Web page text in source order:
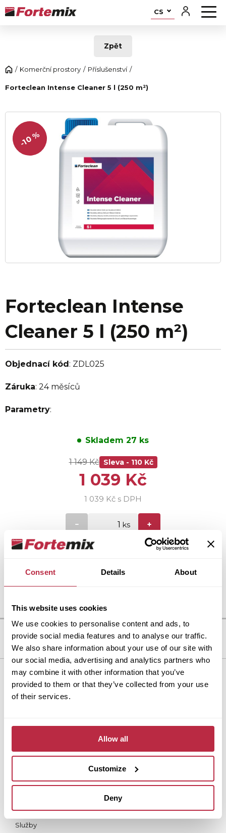
Consent Details About
This website uses cookies
We use cookies to personalise content and ads, to
provide social media features and to analyse our traffic.
We also share information about your use of our site with
our social media, advertising and analytics partners who
may combine it with other information that you’ve
provided to them or that they’ve collected from your use
of their services.
Allow all
Customize
Deny
CS
Zpět
Komerční prostory Příslušenství
Forteclean Intense Cleaner 5 l (250 m²)
-10 %
Forteclean Intense
Cleaner 5 l (250 m²)
Objednací kód: ZDL025
Záruka: 24 měsíců
Parametry:
Skladem 27 ks
1 149 Kč Sleva - 110 Kč
1 039 Kč
1 039 Kč s DPH
Celkem
Vložit do košíku
Dlažba Fortelock
Proč Fortelock?
Služby
Dokumenty
Střecha Fortega
Produkty
Služby